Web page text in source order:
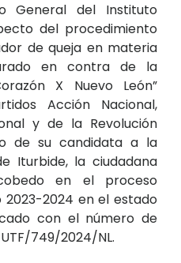
General del Instituto
del procedimiento
de queja en materia
en contra de la
X Nuevo León”
Acción Nacional,
y de la Revolución
de su candidata a la
Iturbide, la ciudadana
en el proceso
2024 en el estado
con el número de
749/2024/NL.